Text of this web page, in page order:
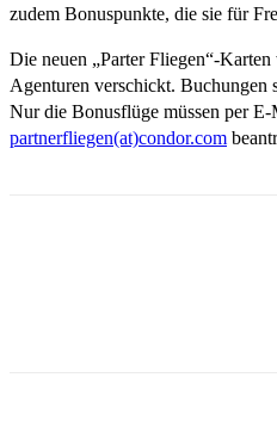
zudem Bonuspunkte, die sie für
Die neuen „Parter Fliegen“-
Agenturen verschickt. Buchungen
Nur die Bonusflüge müssen per E-
partnerfliegen(at)condor.com